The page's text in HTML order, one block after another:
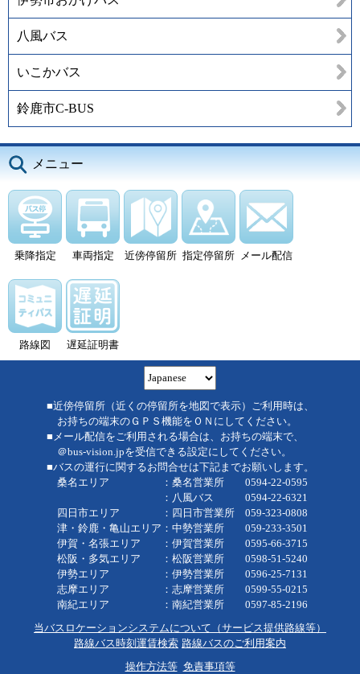
八風バス
いこかバス
鈴鹿市C-BUS
メニュー
乗降指定 車両指定 近傍停留所 指定停留所 メール配信
路線図 遅延証明書
■近傍停留所（近くの停留所を地図で表示）ご利用時は、
お持ちの端末のＧＰＳ機能をＯＮにしてください。
■メール配信をご利用される場合は、お持ちの端末で、
＠bus-vision.jpを受信できる設定にしてください。
■バスの運行に関するお問合せは下記までお願いします。
桑名エリア ：桑名営業所 0594-22-0595
：八風バス 0594-22-6321
四日市エリア ：四日市営業所 059-323-0808
津・鈴鹿・亀山エリア：中勢営業所 059-233-3501
伊賀・名張エリア ：伊賀営業所 0595-66-3715
松阪・多気エリア ：松阪営業所 0598-51-5240
伊勢エリア ：伊勢営業所 0596-25-7131
志摩エリア ：志摩営業所 0599-55-0215
南紀エリア ：南紀営業所 0597-85-2196
当バスロケーションシステムについて（サービス提供路線等）
路線バス時刻運賃検索 路線バスのご利用案内
操作方法等 免責事項等